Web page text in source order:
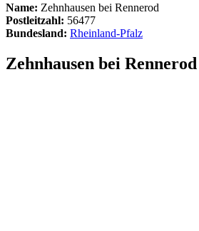
Name: Zehnhausen bei Rennerod
Postleitzahl: 56477
Bundesland: Rheinland-Pfalz
Zehnhausen bei